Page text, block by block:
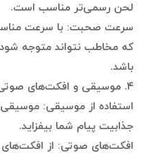
لحن رسمی‌تر مناسب است.
سرعت صحبت: با سرعت
که مخاطب نتواند متوجه
باشد.
۴. موسیقی و افکت‌های صوتی
استفاده از موسیقی:
جذابیت پیام شما بیفزاید.
افکت‌های صوتی: از افکت‌های